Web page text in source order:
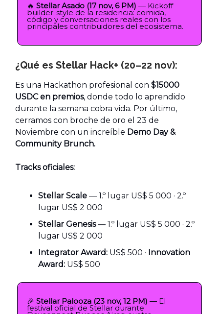
🔥 Stellar Asado (17 nov, 6 PM) — Kickoff
builder-style de la residencia: comida,
código y conversaciones reales con los
principales contribuidores del ecosistema.
¿Qué es Stellar Hack+ (20–22 nov):
Es una Hackathon profesional con $15000
USDC en premios, donde todo lo aprendido
durante la semana cobra vida. Por último,
cerramos con broche de oro el 23 de
Noviembre con un increíble Demo Day &
Community Brunch.
Tracks oficiales:
Stellar Scale — 1.º lugar US$ 5 000 · 2.º
lugar US$ 2 000
Stellar Genesis— 1.º lugar US$ 5 000 · 2.º
lugar US$ 2 000
Integrator Award: US$ 500 · Innovation
Award: US$ 500
🎉 Stellar Palooza (23 nov, 12 PM) — El
festival oficial de Stellar durante